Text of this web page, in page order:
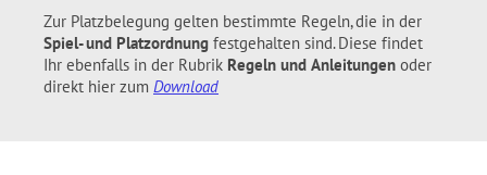
Zur Platzbelegung gelten bestimmte Regeln, die in der
Spiel- und Platzordnung festgehalten sind. Diese findet
Ihr ebenfalls in der Rubrik Regeln und Anleitungen oder
direkt hier zum Download